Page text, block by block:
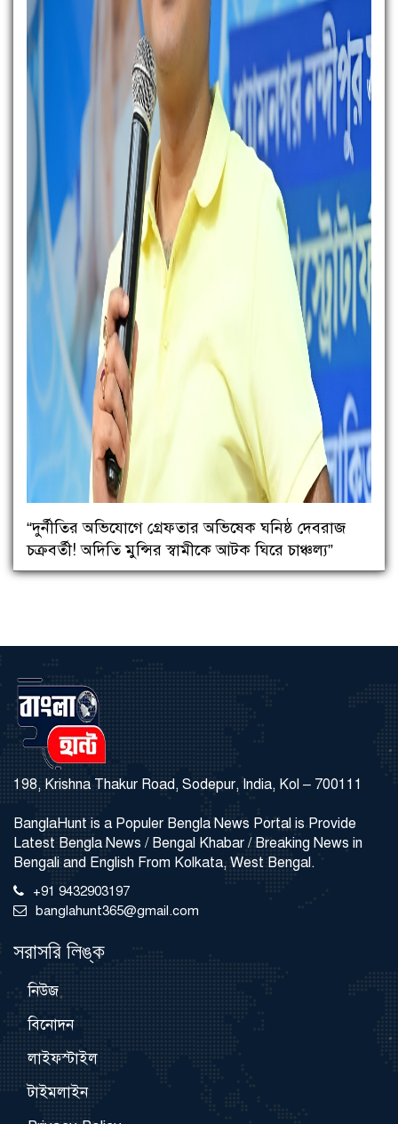
“দুর্নীতির অভিযোগে গ্রেফতার অভিষেক ঘনিষ্ঠ দেবরাজ
চক্রবর্তী! অদিতি মুন্সির স্বামীকে আটক ঘিরে চাঞ্চল্য”
198, Krishna Thakur Road, Sodepur, India, Kol – 700111
BanglaHunt is a Populer Bengla News Portal is Provide
Latest Bengla News / Bengal Khabar / Breaking News in
Bengali and English From Kolkata, West Bengal.
+91 9432903197
banglahunt365@gmail.com
সরাসরি লিঙ্ক
নিউজ
বিনোদন
লাইফস্টাইল
টাইমলাইন